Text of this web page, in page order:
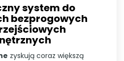
system do
bezprogowych
zyskują coraz większą